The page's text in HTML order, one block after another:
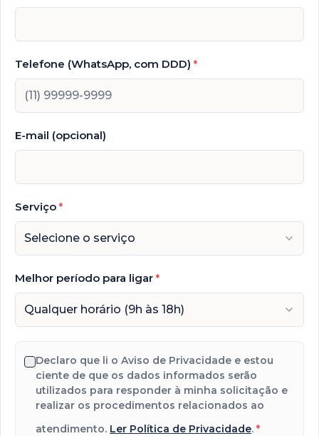
Telefone (WhatsApp, com DDD) *
E-mail (opcional)
Serviço *
Selecione o serviço
Melhor período para ligar *
Qualquer horário (9h às 18h)
Declaro que li o Aviso de Privacidade e estou
ciente de que os dados informados serão
utilizados para responder à minha solicitação e
realizar os procedimentos relacionados ao
atendimento. Ler Política de Privacidade. *